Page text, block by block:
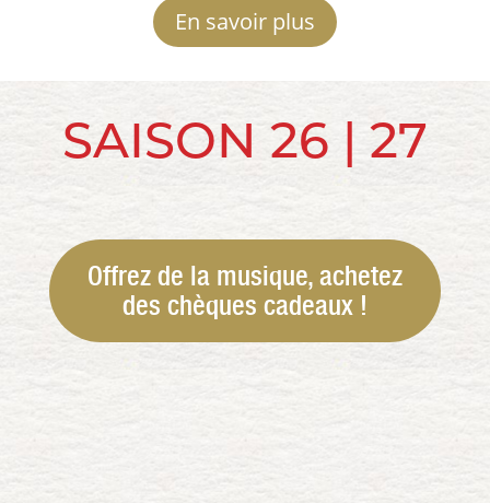
En savoir plus
SAISON 26 | 27
Offrez de la musique, achetez
des chèques cadeaux !